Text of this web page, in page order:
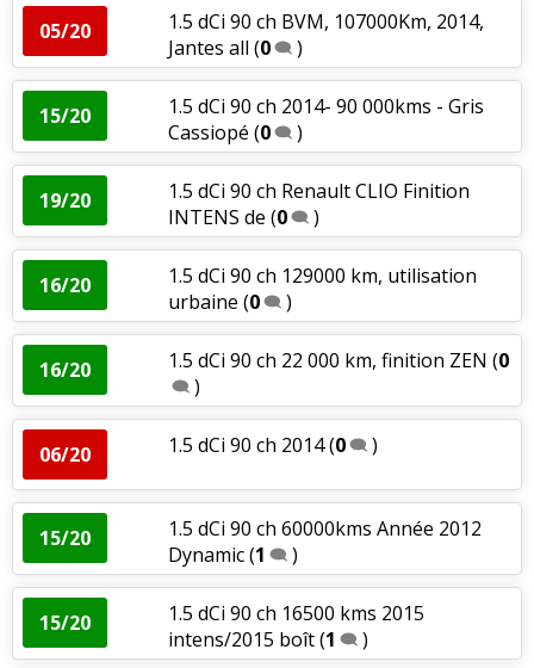
05/20
1.5 dCi 90 ch BVM, 107000Km, 2014,
Jantes all (0 )
15/20
1.5 dCi 90 ch 2014- 90 000kms - Gris
Cassiopé (0 )
19/20
1.5 dCi 90 ch Renault CLIO Finition
INTENS de (0 )
16/20
1.5 dCi 90 ch 129000 km, utilisation
urbaine (0 )
16/20 1.5 dCi 90 ch 22 000 km, finition ZEN (0
)
06/20 1.5 dCi 90 ch 2014(0 )
15/20
1.5 dCi 90 ch 60000kms Année 2012
Dynamic(1 )
15/20
1.5 dCi 90 ch 16500 kms 2015
intens/2015 boît(1 )